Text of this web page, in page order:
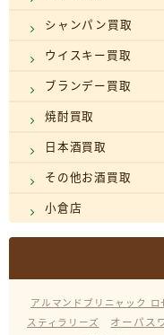
シャンパン買取
ウイスキー買取
ブランデー買取
焼酎買取
日本酒買取
その他お酒買取
小倉店
アルマンドブリニャック ロ
スティラリーズ
オーパス